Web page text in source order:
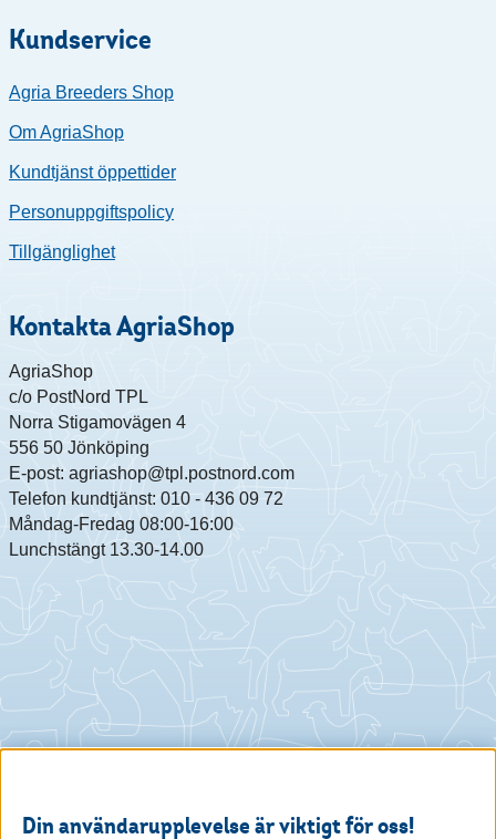
Kundservice
Agria Breeders Shop
Om AgriaShop
Kundtjänst öppettider
Personuppgiftspolicy
Tillgänglighet
Kontakta AgriaShop
AgriaShop
c/o PostNord TPL
Norra Stigamovägen 4
556 50 Jönköping
E-post: agriashop@tpl.postnord.com
Telefon kundtjänst: 010 - 436 09 72
Måndag-Fredag 08:00-16:00
Lunchstängt 13.30-14.00
Din användarupplevelse är viktigt för oss!